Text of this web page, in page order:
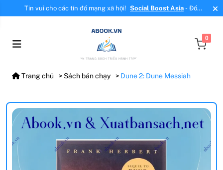
Tin vui cho các tín đồ mạng xã hội! Social Boost Asia- Đối
tác mới, cung cấp dịch vụ tăng tương tác, tăng follow uy tín!
0
Trang chủ Sách bán chạy Dune 2: Dune Messiah